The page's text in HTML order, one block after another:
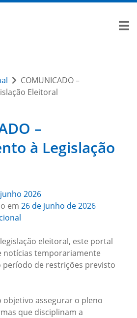
COMUNICADO –
Eleitoral
–
à Legislação
2026
em 26 de junho de 2026
eleitoral, este portal
notícias temporariamente
período de restrições previsto
objetivo assegurar o pleno
que disciplinam a